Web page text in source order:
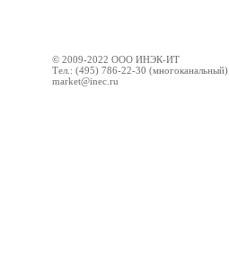
© 2009-2022 ООО ИНЭК-ИТ
Тел.: (495) 786-22-30 (многоканальный)
market@inec.ru